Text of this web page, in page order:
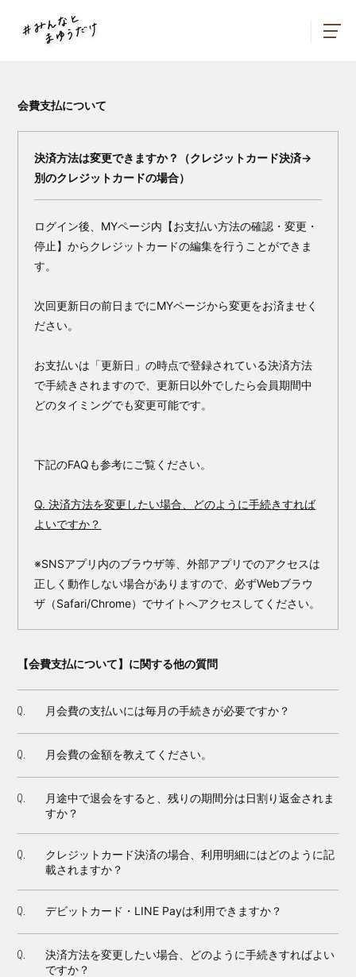
会費支払について
決済方法は変更できますか？（クレジットカード決済→
別のクレジットカードの場合）
ログイン後、MYページ内【お支払い方法の確認・変更・
停止】からクレジットカードの編集を行うことができま
す。
次回更新日の前日までにMYページから変更をお済ませく
ださい。
お支払いは「更新日」の時点で登録されている決済方法
で手続きされますので、更新日以外でしたら会員期間中
どのタイミングでも変更可能です。
下記のFAQも参考にご覧ください。
Q. 決済方法を変更したい場合、どのように手続きすれば
よいですか？
※SNSアプリ内のブラウザ等、外部アプリでのアクセスは
正しく動作しない場合がありますので、必ずWebブラウ
ザ（Safari/Chrome）でサイトへアクセスしてください。
【会費支払について】に関する他の質問
Q. 月会費の支払いには毎月の手続きが必要ですか？
Q. 月会費の金額を教えてください。
Q.
月途中で退会をすると、残りの期間分は日割り返金されま
すか？
Q.
クレジットカード決済の場合、利用明細にはどのように記
載されますか？
Q. デビットカード・LINE Payは利用できますか？
Q.
決済方法を変更したい場合、どのように手続きすればよい
ですか？